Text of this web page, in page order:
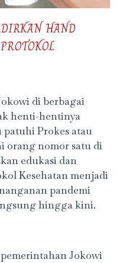
HAND
di berbagai
henti-hentinya
Prokes atau
orang nomor satu di
edukasi dan
Kesehatan menjadi
pandemi
hingga kini.
Jokowi